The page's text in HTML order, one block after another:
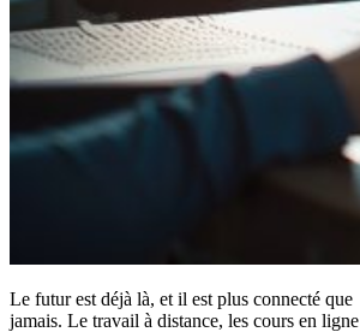
Le futur est déjà là, et il est plus connecté que
jamais. Le travail à distance, les cours en ligne